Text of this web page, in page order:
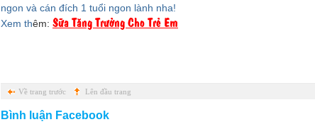
ngon và cán đích 1 tuổi ngon lành nha!
Xem thêm: Sữa Tăng Trưởng Cho Trẻ Em
Về trang trước Lên đầu trang
Bình luận Facebook